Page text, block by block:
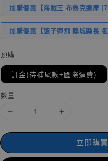
加購優惠【海賊王 布魯克達摩
加購優惠【讓子彈飛 鵝城縣長
預購
訂金(待補尾款+國際運費)
數量
立即購